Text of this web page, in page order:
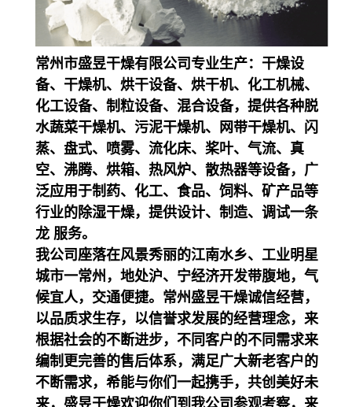
常州市盛昱干燥有限公司专业生产：干燥设
备、干燥机、烘干设备、烘干机、化工机械、
化工设备、制粒设备、混合设备，提供各种脱
水蔬菜干燥机、污泥干燥机、网带干燥机、闪
蒸、盘式、喷雾、流化床、桨叶、气流、真
空、沸腾、烘箱、热风炉、散热器等设备，广
泛应用于制药、化工、食品、饲料、矿产品等
行业的除湿干燥，提供设计、制造、调试一条
龙 服务。
我公司座落在风景秀丽的江南水乡、工业明星
城市一常州，地处沪、宁经济开发带腹地，气
候宜人，交通便捷。常州盛昱干燥诚信经营，
以品质求生存，以信誉求发展的经营理念，来
根据社会的不断进步，不同客户的不同需求来
编制更完善的售后体系，满足广大新老客户的
不断需求，希能与你们一起携手，共创美好未
来，盛昱干燥欢迎你们到我公司参观考察，来